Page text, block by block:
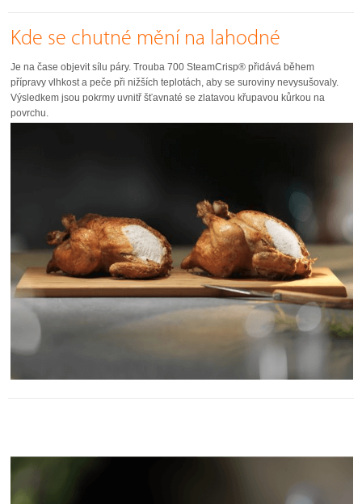
Kde se chutné mění na lahodné
Je na čase objevit sílu páry. Trouba 700 SteamCrisp® přidává během
přípravy vlhkost a peče při nižších teplotách, aby se suroviny nevysušovaly.
Výsledkem jsou pokrmy uvnitř šťavnaté se zlatavou křupavou kůrkou na
povrchu.